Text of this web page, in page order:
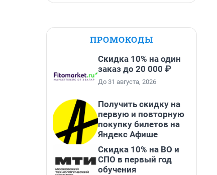
ПРОМОКОДЫ
Скидка 10% на один
заказ до 20 000 ₽
До 31 августа, 2026
Получить скидку на
первую и повторную
покупку билетов на
Яндекс Афише
Скидка 10% на ВО и
СПО в первый год
обучения